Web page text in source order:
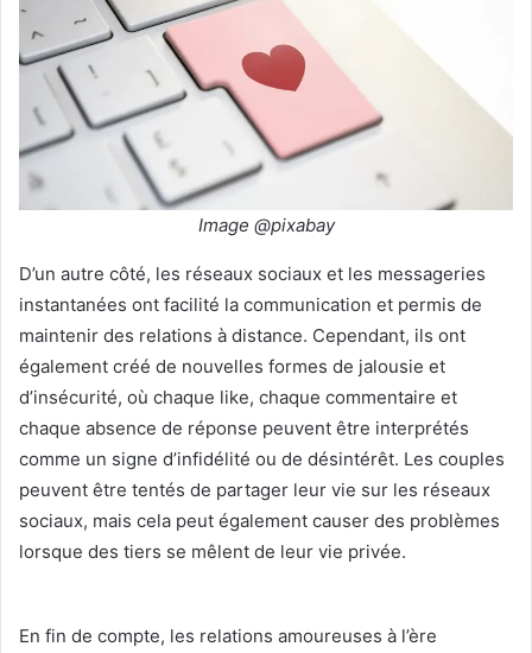
Image @pixabay
D’un autre côté, les réseaux sociaux et les messageries
instantanées ont facilité la communication et permis de
maintenir des relations à distance. Cependant, ils ont
également créé de nouvelles formes de jalousie et
d’insécurité, où chaque like, chaque commentaire et
chaque absence de réponse peuvent être interprétés
comme un signe d’infidélité ou de désintérêt. Les couples
peuvent être tentés de partager leur vie sur les réseaux
sociaux, mais cela peut également causer des problèmes
lorsque des tiers se mêlent de leur vie privée.
En fin de compte, les relations amoureuses à l’ère